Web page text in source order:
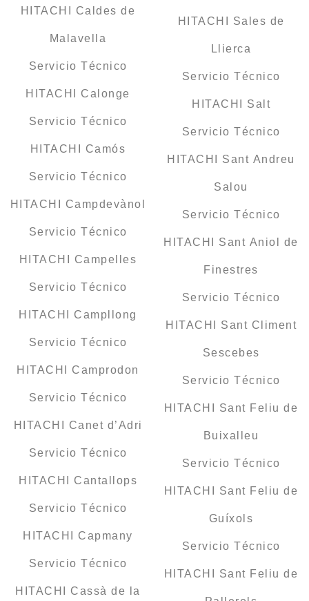
HITACHI Caldes de
Malavella
Servicio Técnico
HITACHI Calonge
Servicio Técnico
HITACHI Camós
Servicio Técnico
HITACHI Campdevànol
Servicio Técnico
HITACHI Campelles
Servicio Técnico
HITACHI Campllong
Servicio Técnico
HITACHI Camprodon
Servicio Técnico
HITACHI Canet d’Adri
Servicio Técnico
HITACHI Cantallops
Servicio Técnico
HITACHI Capmany
Servicio Técnico
HITACHI Cassà de la
HITACHI Sales de
Llierca
Servicio Técnico
HITACHI Salt
Servicio Técnico
HITACHI Sant Andreu
Salou
Servicio Técnico
HITACHI Sant Aniol de
Finestres
Servicio Técnico
HITACHI Sant Climent
Sescebes
Servicio Técnico
HITACHI Sant Feliu de
Buixalleu
Servicio Técnico
HITACHI Sant Feliu de
Guíxols
Servicio Técnico
HITACHI Sant Feliu de